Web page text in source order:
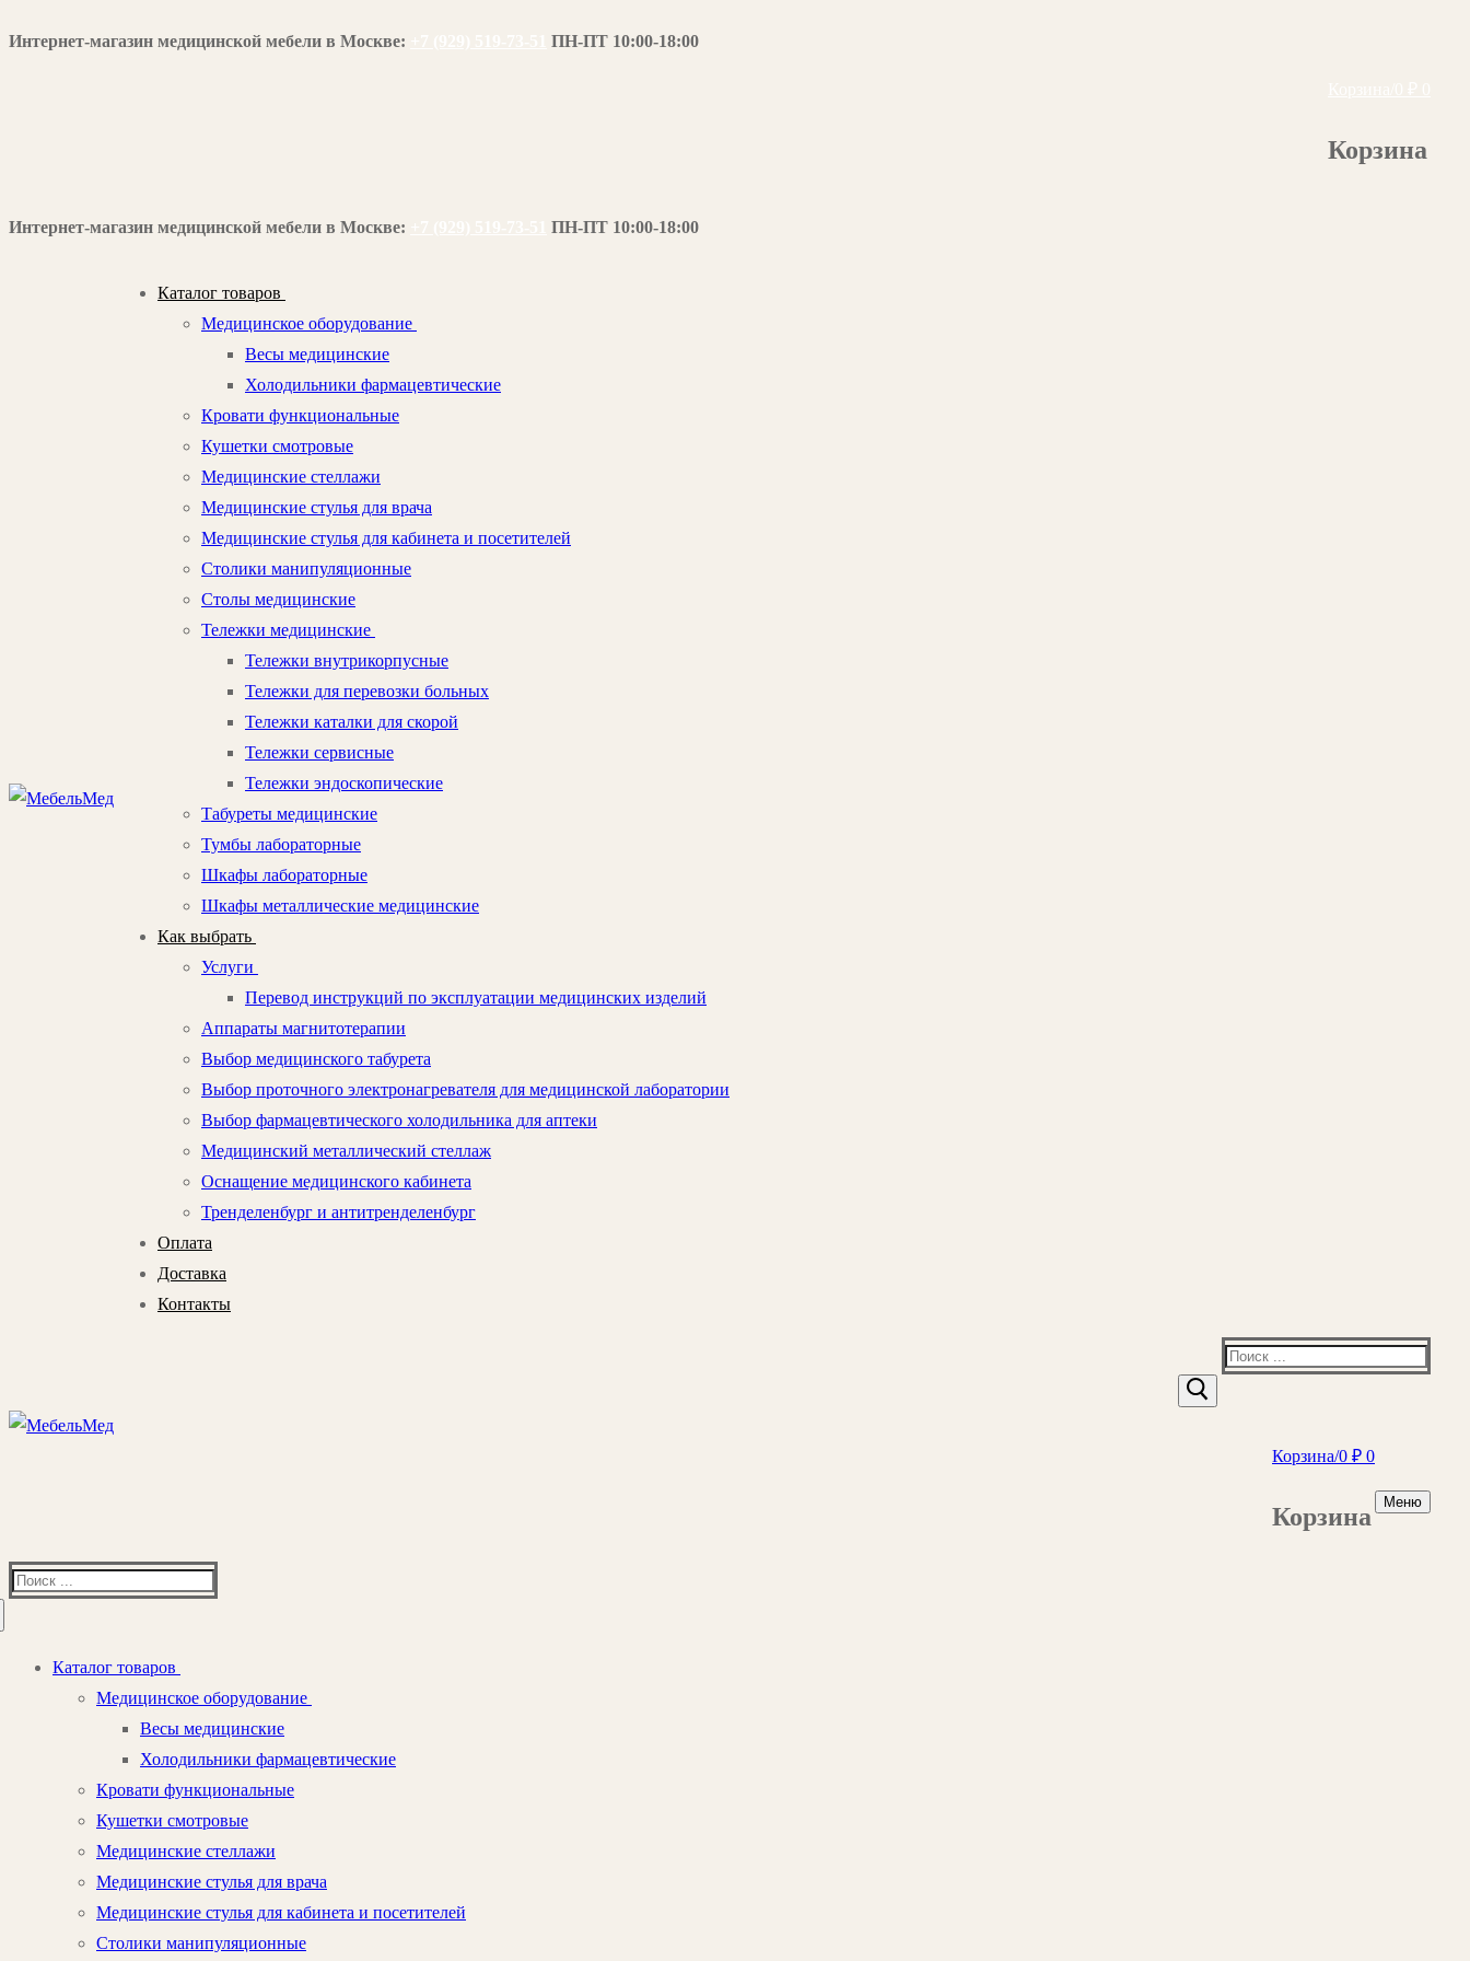
к
Интернет-магазин медицинской мебели в Москве:
ПН-ПТ 10:00-18:00
Корзина
Интернет-магазин медицинской мебели в Москве: ПН-ПТ 10:00-18:00
Каталог товаров
Медицинское оборудование
Весы медицинские
Холодильники фармацевтические
Кровати функциональные
Кушетки смотровые
Медицинские стеллажи
Медицинские стулья для врача
Медицинские стулья для кабинета и посетителей
Столики манипуляционные
Столы медицинские
Тележки медицинские
Тележки внутрикорпусные
Тележки для перевозки больных
Тележки каталки для скорой
Тележки сервисные
Тележки эндоскопические
Табуреты медицинские
Тумбы лабораторные
Шкафы лабораторные
Шкафы металлические медицинские
Как выбрать
Услуги
Перевод инструкций по эксплуатации медицинских изделий
Аппараты магнитотерапии
Выбор медицинского табурета
Выбор проточного электронагревателя для медицинской лаборатории
Выбор фармацевтического холодильника для аптеки
Медицинский металлический стеллаж
Оснащение медицинского кабинета
Тренделенбург и антитренделенбург
Оплата
Доставка
Контакты
Найти:
Корзина/0 ₽ 0
Корзина
Меню
Найти:
Каталог товаров
Медицинское оборудование
Весы медицинские
Холодильники фармацевтические
Кровати функциональные
Кушетки смотровые
Медицинские стеллажи
Медицинские стулья для врача
Медицинские стулья для кабинета и посетителей
Столики манипуляционные